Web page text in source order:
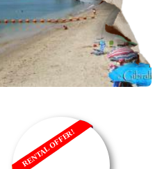
RENTAL OFFER!